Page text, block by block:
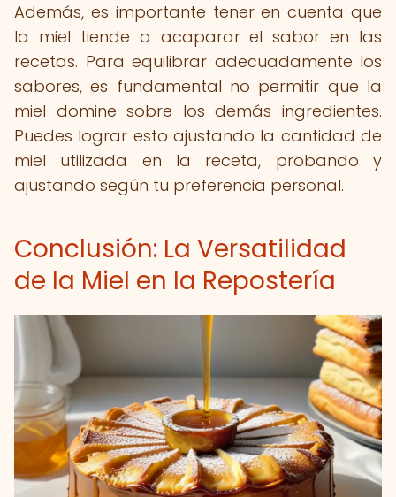
Además, es importante tener en cuenta que
la miel tiende a acaparar el sabor en las
recetas. Para equilibrar adecuadamente los
sabores, es fundamental no permitir que la
miel domine sobre los demás ingredientes.
Puedes lograr esto ajustando la cantidad de
miel utilizada en la receta, probando y
ajustando según tu preferencia personal.
Conclusión: La Versatilidad
de la Miel en la Repostería